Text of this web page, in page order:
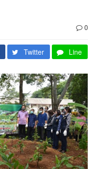
0
Twitter Line